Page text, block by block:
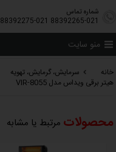
شماره تماس
88392265-021
88392275-021
منو سایت
خانه سرمایش، گرمایش، تهویه
هیتر برقی ویداس مدل VIR-8055
محصولات مرتبط یا مشابه